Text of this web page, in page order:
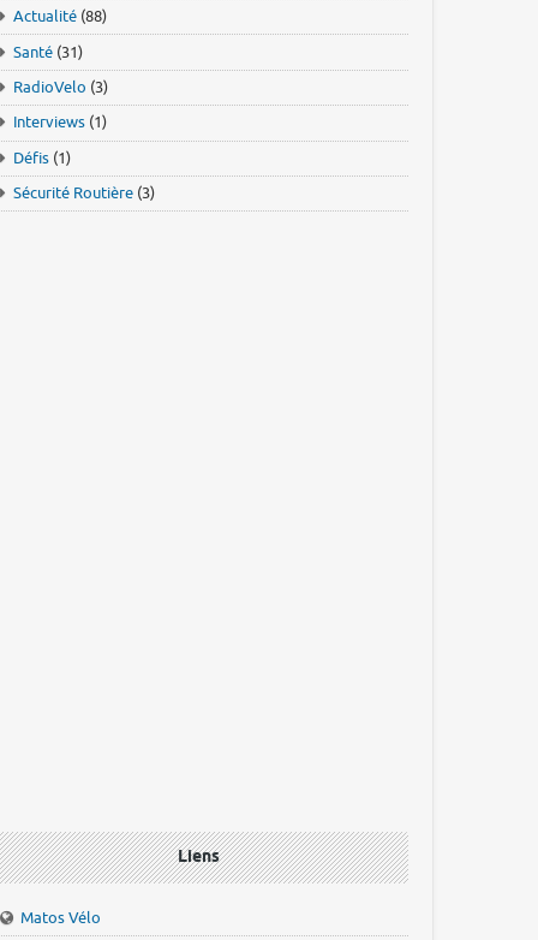
Actualité (88)
Santé (31)
RadioVelo (3)
Interviews (1)
Défis (1)
Sécurité Routière (3)
Liens
Matos Vélo